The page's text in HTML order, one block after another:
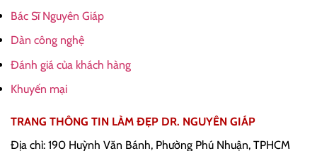
Bác Sĩ Nguyên Giáp
Dàn công nghệ
Đánh giá của khách hàng
Khuyến mại
TRANG THÔNG TIN LÀM ĐẸP DR. NGUYÊN GIÁP
Địa chỉ: 190 Huỳnh Văn Bánh, Phường Phú Nhuận, TPHCM